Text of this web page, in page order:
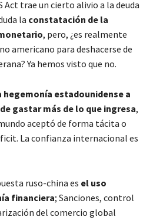
Act trae un cierto alivio a la deuda
la constatación de la
, pero, ¿es realmente
americano para deshacerse de
Ya hemos visto que no.
hegemonía estadounidense a
gastar más de lo que ingresa,
aceptó de forma tácita o
La confianza internacional es
ruso-china es el uso
financiera; Sanciones, control
del comercio global